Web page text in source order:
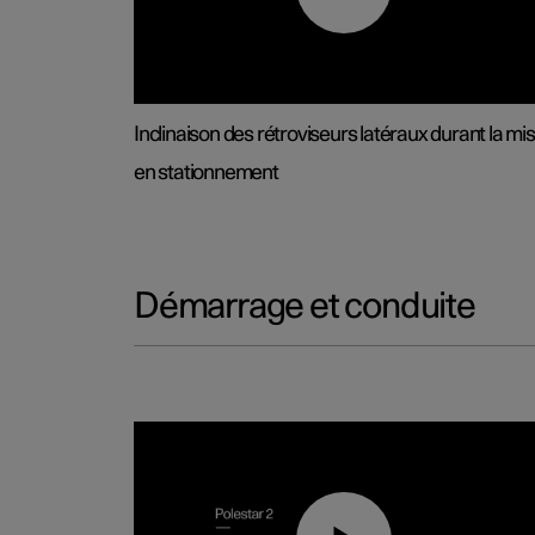
Inclinaison des rétroviseurs latéraux durant la
en stationnement
Démarrage et conduite